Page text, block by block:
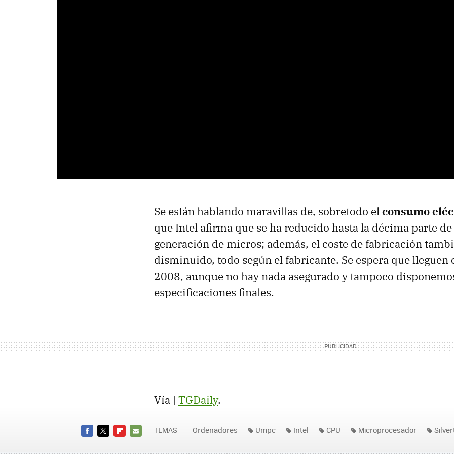
Se están hablando maravillas de, sobretodo elconsumo
que Intel afirma que se ha reducido hasta la décima parte
generación de micros; además, el coste de fabricación
disminuido, todo según el fabricante. Se espera que lleguen
2008, aunque no hay nada asegurado y tampoco
especificaciones finales.
Vía | TGDaily.
TEMAS Ordenadores Umpc Intel CPU Microprocesador